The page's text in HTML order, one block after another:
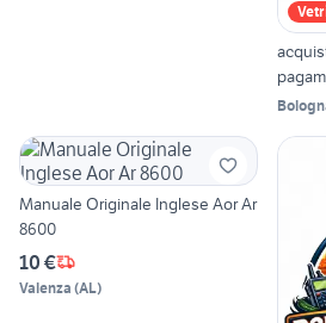
Manuale Originale Inglese Aor Ar
8600
10 €
Valenza (AL)